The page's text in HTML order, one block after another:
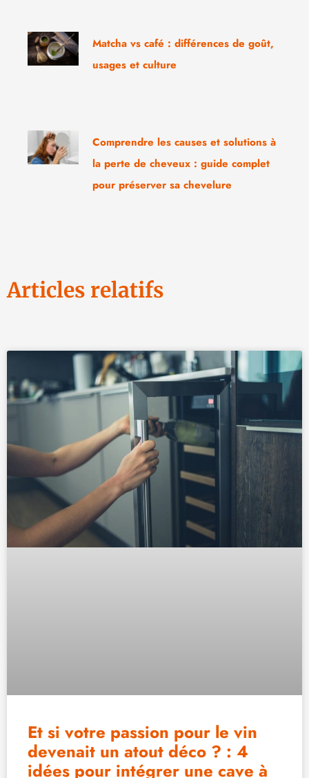
Matcha vs café : différences de goût,
usages et culture
Comprendre les causes et solutions à
la perte de cheveux : guide complet
pour préserver sa chevelure
Articles relatifs
Et si votre passion pour le vin
devenait un atout déco ? : 4
idées pour intégrer une cave à